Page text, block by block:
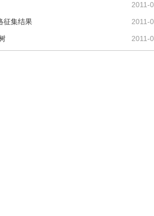
2011-
2011-
征集结果
2011-